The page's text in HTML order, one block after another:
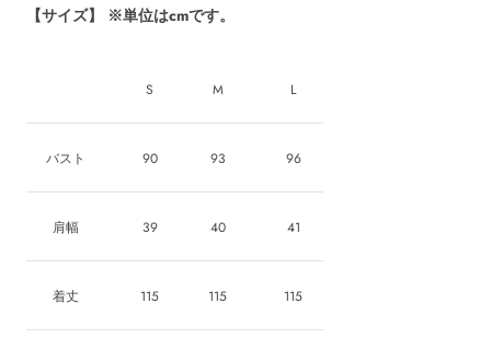
【サイズ】 ※単位はcmです。
S M L
バスト 90 93 96
肩幅 39 40 41
着丈 115 115 115